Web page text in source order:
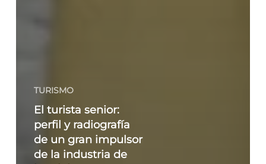
TURISMO
El turista senior:
perfil y radiografía
de un gran impulsor
de la industria de